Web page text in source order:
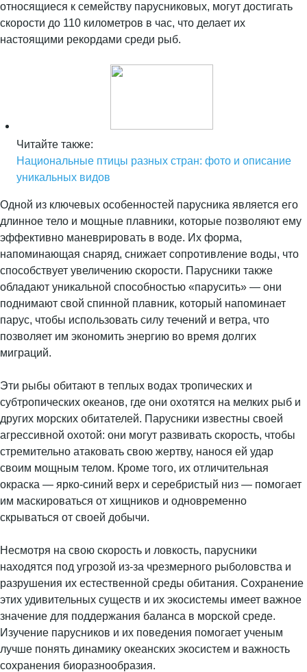
относящиеся к семейству парусниковых, могут достигать
скорости до 110 километров в час, что делает их
настоящими рекордами среди рыб.
Читайте также:
Национальные птицы разных стран: фото и описание
уникальных видов
Одной из ключевых особенностей парусника является его
длинное тело и мощные плавники, которые позволяют ему
эффективно маневрировать в воде. Их форма,
напоминающая снаряд, снижает сопротивление воды, что
способствует увеличению скорости. Парусники также
обладают уникальной способностью «парусить» — они
поднимают свой спинной плавник, который напоминает
парус, чтобы использовать силу течений и ветра, что
позволяет им экономить энергию во время долгих
миграций.
Эти рыбы обитают в теплых водах тропических и
субтропических океанов, где они охотятся на мелких рыб и
других морских обитателей. Парусники известны своей
агрессивной охотой: они могут развивать скорость, чтобы
стремительно атаковать свою жертву, нанося ей удар
своим мощным телом. Кроме того, их отличительная
окраска — ярко-синий верх и серебристый низ — помогает
им маскироваться от хищников и одновременно
скрываться от своей добычи.
Несмотря на свою скорость и ловкость, парусники
находятся под угрозой из-за чрезмерного рыболовства и
разрушения их естественной среды обитания. Сохранение
этих удивительных существ и их экосистемы имеет важное
значение для поддержания баланса в морской среде.
Изучение парусников и их поведения помогает ученым
лучше понять динамику океанских экосистем и важность
сохранения биоразнообразия.